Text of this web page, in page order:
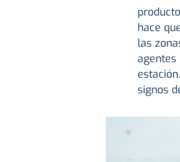
hace
las
agentes
signos